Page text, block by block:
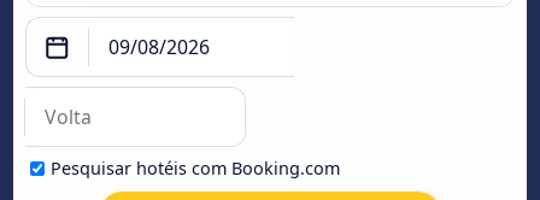
Pesquisar hotéis com Booking.com